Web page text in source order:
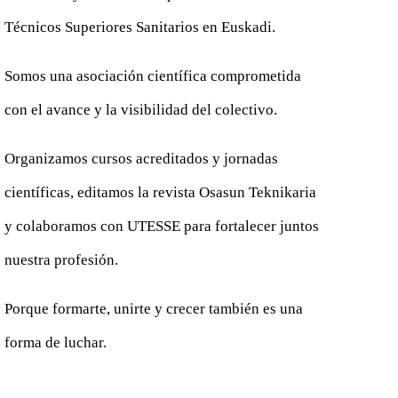
Técnicos Superiores Sanitarios en Euskadi.
Somos una asociación científica comprometida
con el avance y la visibilidad del colectivo.
Organizamos cursos acreditados y jornadas
científicas, editamos la revista Osasun Teknikaria
y colaboramos con UTESSE para fortalecer juntos
nuestra profesión.
Porque formarte, unirte y crecer también es una
forma de luchar.